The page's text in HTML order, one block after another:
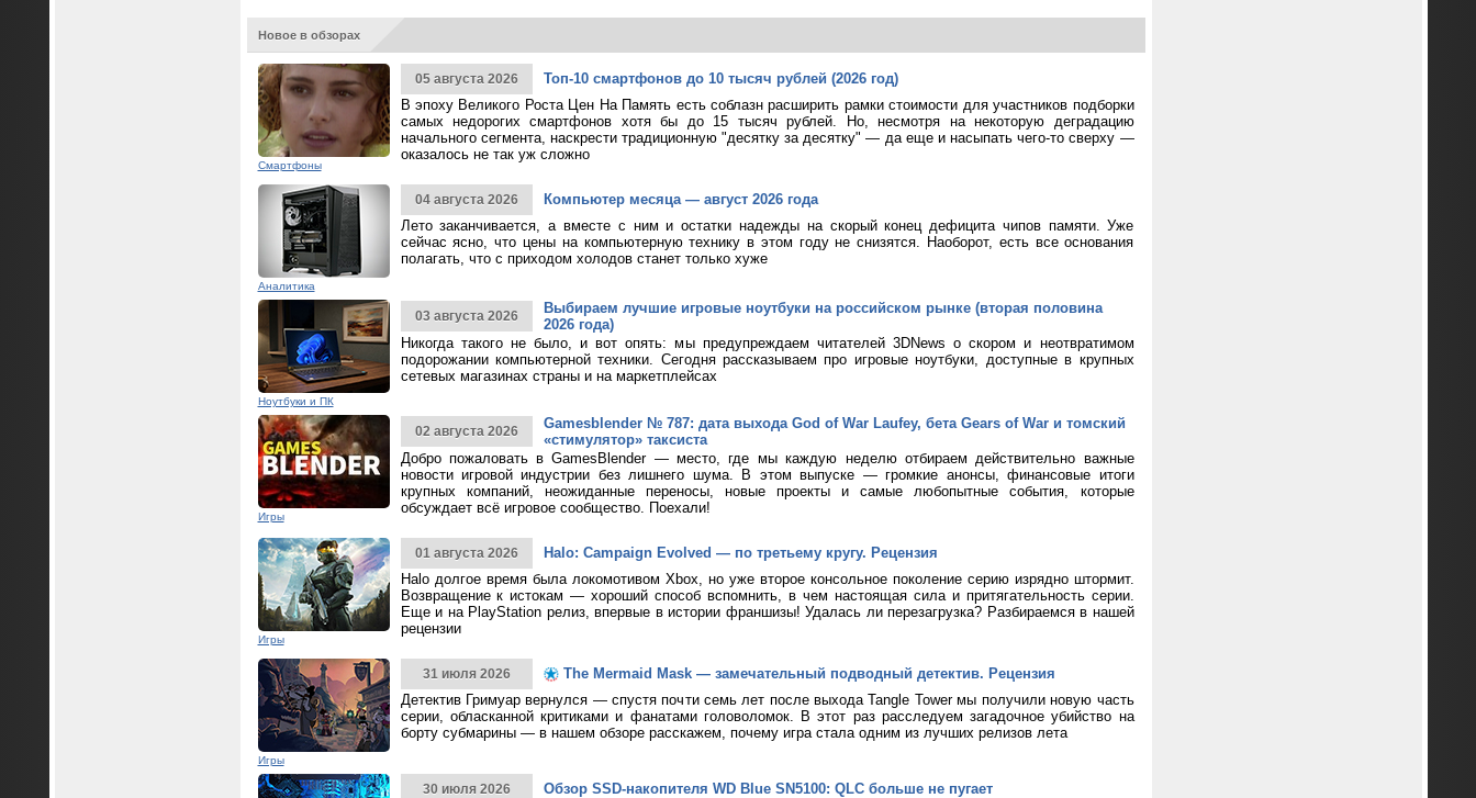
Новое в обзорах
Смартфоны
05 августа 2026
Топ-10 смартфонов до 10 тысяч рублей (2026 год)
В эпоху Великого Роста Цен На Память есть соблазн расширить рамки стоимости для участников подборки
самых недорогих смартфонов хотя бы до 15 тысяч рублей. Но, несмотря на некоторую деградацию
начального сегмента, наскрести традиционную "десятку за десятку" — да еще и насыпать чего-то сверху —
оказалось не так уж сложно
Аналитика
04 августа 2026
Компьютер месяца — август 2026 года
Лето заканчивается, а вместе с ним и остатки надежды на скорый конец дефицита чипов памяти. Уже
сейчас ясно, что цены на компьютерную технику в этом году не снизятся. Наоборот, есть все основания
полагать, что с приходом холодов станет только хуже
Ноутбуки и ПК
03 августа 2026
Выбираем лучшие игровые ноутбуки на российском рынке (вторая половина
2026 года)
Никогда такого не было, и вот опять: мы предупреждаем читателей 3DNews о скором и неотвратимом
подорожании компьютерной техники. Сегодня рассказываем про игровые ноутбуки, доступные в крупных
сетевых магазинах страны и на маркетплейсах
Игры
02 августа 2026
Gamesblender № 787: дата выхода God of War Laufey, бета Gears of War и томский
«стимулятор» таксиста
Добро пожаловать в GamesBlender — место, где мы каждую неделю отбираем действительно важные
новости игровой индустрии без лишнего шума. В этом выпуске — громкие анонсы, финансовые итоги
крупных компаний, неожиданные переносы, новые проекты и самые любопытные события, которые
обсуждает всё игровое сообщество. Поехали!
Игры
01 августа 2026
Halo: Campaign Evolved — по третьему кругу. Рецензия
Halo долгое время была локомотивом Xbox, но уже второе консольное поколение серию изрядно штормит.
Возвращение к истокам — хороший способ вспомнить, в чем настоящая сила и притягательность серии.
Еще и на PlayStation релиз, впервые в истории франшизы! Удалась ли перезагрузка? Разбираемся в нашей
рецензии
Игры
31 июля 2026
The Mermaid Mask — замечательный подводный детектив. Рецензия
Детектив Гримуар вернулся — спустя почти семь лет после выхода Tangle Tower мы получили новую часть
серии, обласканной критиками и фанатами головоломок. В этот раз расследуем загадочное убийство на
борту субмарины — в нашем обзоре расскажем, почему игра стала одним из лучших релизов лета
30 июля 2026
Обзор SSD-накопителя WD Blue SN5100: QLC больше не пугает